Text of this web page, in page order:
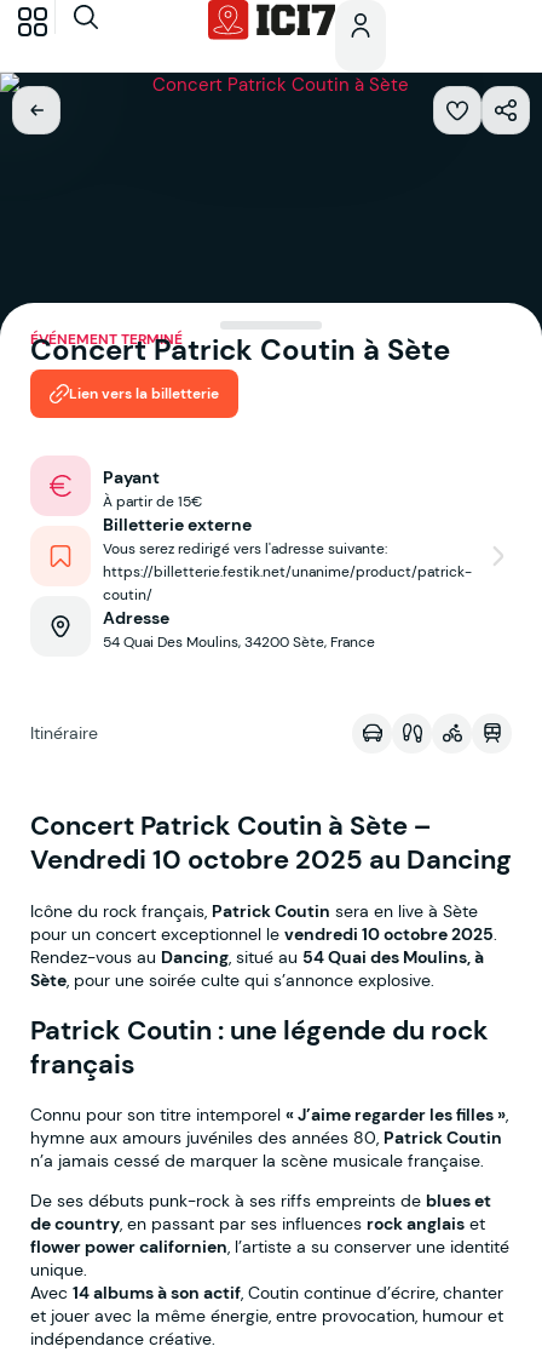
ÉVÉNEMENT TERMINÉ
Concert Patrick Coutin à Sète
Payant
À partir de 15€
Billetterie externe
Vous serez redirigé vers l'adresse suivante:
https://billetterie.festik.net/unanime/product/patrick-
coutin/
Adresse
54 Quai Des Moulins, 34200 Sète, France
Itinéraire
Concert Patrick Coutin à Sète –
Vendredi 10 octobre 2025 au Dancing
Icône du rock français, Patrick Coutin sera en live à Sète
pour un concert exceptionnel le vendredi 10 octobre 2025
Rendez-vous au Dancing , situé au 54 Quai des Moulins, à
Sète , pour une soirée culte qui s’annonce explosive.
Patrick Coutin : une légende du rock
français
Connu pour son titre intemporel « J’aime regarder les filles »,
hymne aux amours juvéniles des années 80, Patrick Coutin
n’a jamais cessé de marquer la scène musicale française.
De ses débuts punk-rock à ses riffs empreints de blues et
de country, en passant par ses influences rock anglais et
flower power californien, l’artiste a su conserver une identité
unique.
Avec 14 albums à son actif, Coutin continue d’écrire, chanter
et jouer avec la même énergie, entre provocation, humour et
indépendance créative.
Lien vers la billetterie